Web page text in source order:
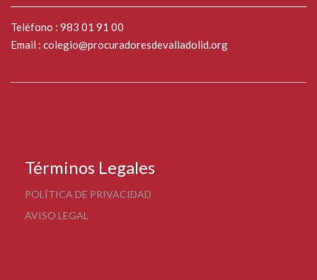
Teléfono : 983 01 91 00
Email : colegio@procuradoresdevalladolid.org
Términos Legales
POLÍTICA DE PRIVACIDAD
AVISO LEGAL